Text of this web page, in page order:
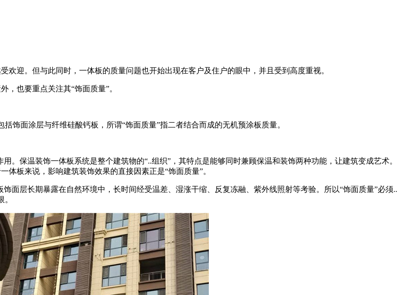
欢迎。但与此同时，一体板的质量问题也开始出现在客户及住户的眼中，并且受到高度重视。
，也要重点关注其“饰面质量”。
饰面涂层与纤维硅酸钙板，所谓“饰面质量”指二者结合而成的无机预涂板质量。
。保温装饰一体板系统是整个建筑物的“..组织”，其特点是能够同时兼顾保温和装饰两种功能，让建筑变成艺术。
板来说，影响建筑装饰效果的直接因素正是“饰面质量”。
面层长期暴露在自然环境中，长时间经受温差、湿涨干缩、反复冻融、紫外线照射等考验。所以“饰面质量”必须..